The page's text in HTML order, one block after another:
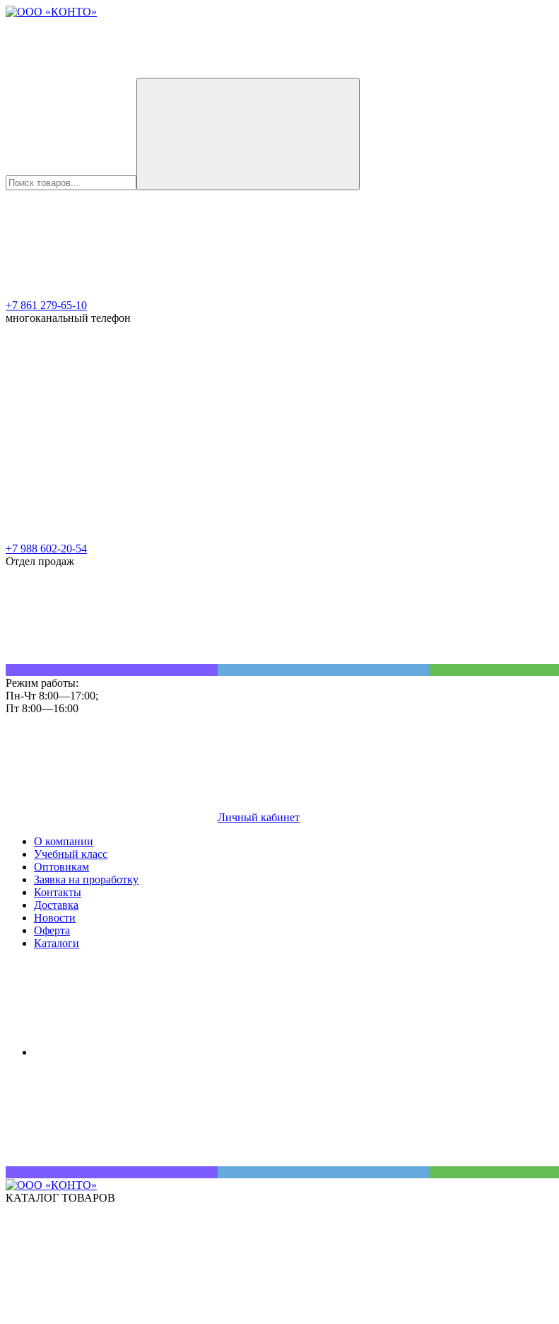
+7 861 279-65-10
многоканальный телефон
+7 988 602-20-54
Отдел продаж
Режим работы:
Пн-Чт 8:00—17:00;
Пт 8:00—16:00
Личный кабинет
О компании
Учебный класс
Оптовикам
Заявка на проработку
Контакты
Доставка
Новости
Оферта
Каталоги
КАТАЛОГ ТОВАРОВ